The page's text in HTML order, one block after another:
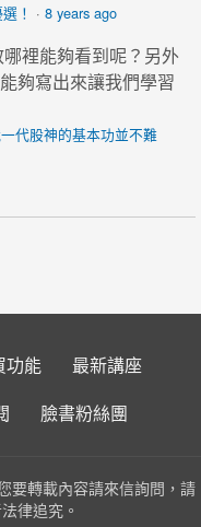
！ · 8 years ago
裡能夠看到呢？另外
夠寫出來讓我們學習
代股神的基本功並不難
功能
最新講座
臉書粉絲團
要轉載內容請來信詢問，請
律追究。